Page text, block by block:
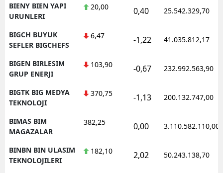
BIENY BIEN YAPI
URUNLERI
20,00 0,40 25.542.329,70
BIGCH BUYUK
SEFLER BIGCHEFS
6,47 -1,22 41.035.812,17
BIGEN BIRLESIM
GRUP ENERJI
103,90 -0,67 232.992.563,90
BIGTK BIG MEDYA
TEKNOLOJI
370,75 -1,13 200.132.747,00
BIMAS BIM
MAGAZALAR
382,25 0,00 3.110.582.110,00
BINBN BIN ULASIM
TEKNOLOJILERI
182,10 2,02 50.243.138,70